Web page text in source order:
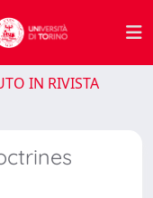
IN RIVISTA